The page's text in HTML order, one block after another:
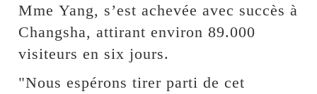
Mme Yang, s’est achevée avec succès à
Changsha, attirant environ 89.000
visiteurs en six jours.
"Nous espérons tirer parti de cet